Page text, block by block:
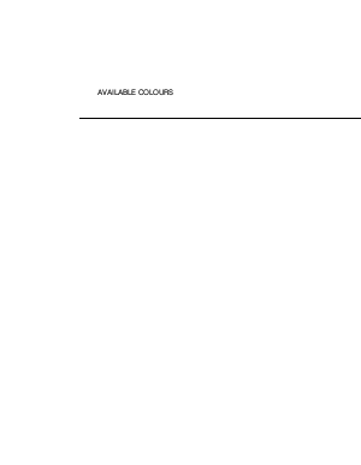
AVAILABLE COLOURS